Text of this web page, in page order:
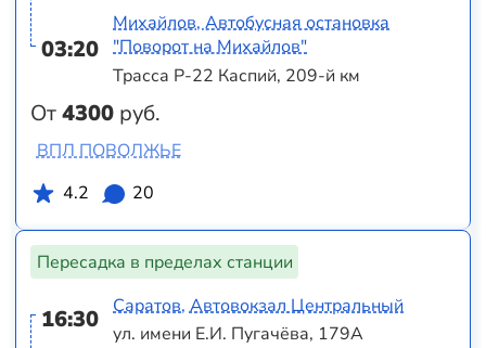
03:20
От4300 руб.
Михайлов, Автобусная остановка
"Поворот на Михайлов"
Трасса Р-22 Каспий, 209-й км
ВПЛ ПОВОЛЖЬЕ
4.2
20
Пересадка в пределах станции
16:30
Саратов, Автовокзал Центральный
ул. имени Е.И. Пугачёва, 179А